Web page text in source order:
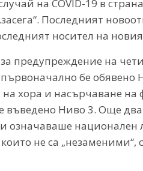
на COVID-19 в
Последният
носител на
предупреждение на
бе обявено
хора и насърчаване на
въведено Ниво 3. Още
означаваше национален
не са